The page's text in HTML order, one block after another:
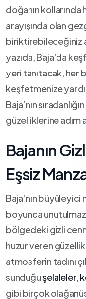
doğanın
arayışında olan
biriktirebileceğiniz
yazıda, Baja’da
yeri ⁣tanıtacak, her
keşfetmenize
Baja’nın
güzelliklerine adım
Bajanın
Eşsiz
Baja’nın
boyunca unutulmaz
⁣bölgedeki gizli
huzur veren
atmosferin tadını
sunduğuşelaleler,
gibi birçok